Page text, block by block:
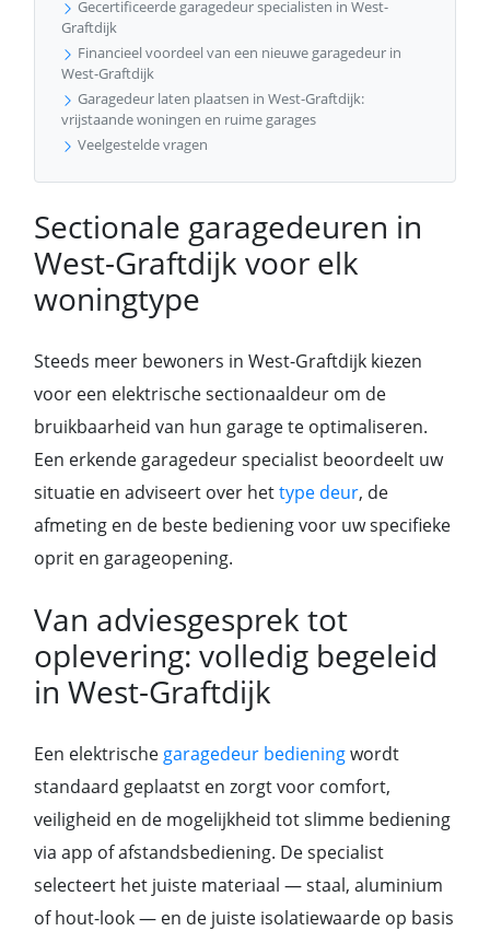
Gecertificeerde garagedeur specialisten in West-
Graftdijk
Financieel voordeel van een nieuwe garagedeur in
West-Graftdijk
Garagedeur laten plaatsen in West-Graftdijk:
vrijstaande woningen en ruime garages
Veelgestelde vragen
Sectionale garagedeuren in
West-Graftdijk voor elk
woningtype
Steeds meer bewoners in West-Graftdijk kiezen
voor een elektrische sectionaaldeur om de
bruikbaarheid van hun garage te optimaliseren.
Een erkende garagedeur specialist beoordeelt uw
situatie en adviseert over hettype deur, de
afmeting en de beste bediening voor uw specifieke
oprit en garageopening.
Van adviesgesprek tot
oplevering: volledig begeleid
in West-Graftdijk
Een elektrische garagedeur bedieningwordt
standaard geplaatst en zorgt voor comfort,
veiligheid en de mogelijkheid tot slimme bediening
via app of afstandsbediening. De specialist
selecteert het juiste materiaal — staal, aluminium
of hout-look — en de juiste isolatiewaarde op basis